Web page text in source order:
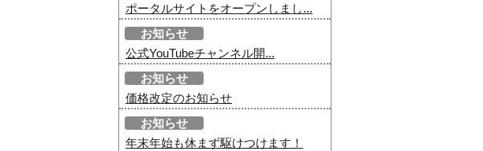
ポータルサイトをオープンしまし...
お知らせ
公式YouTubeチャンネル開...
お知らせ
価格改定のお知らせ
お知らせ
年末年始も休まず駆けつけます！